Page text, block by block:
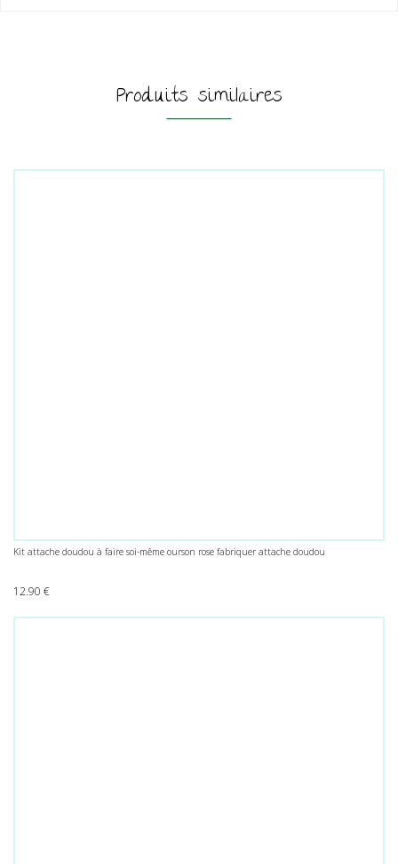
Produits similaires
Kit attache doudou à faire soi-même ourson rose fabriquer attache doudou
12.90 €